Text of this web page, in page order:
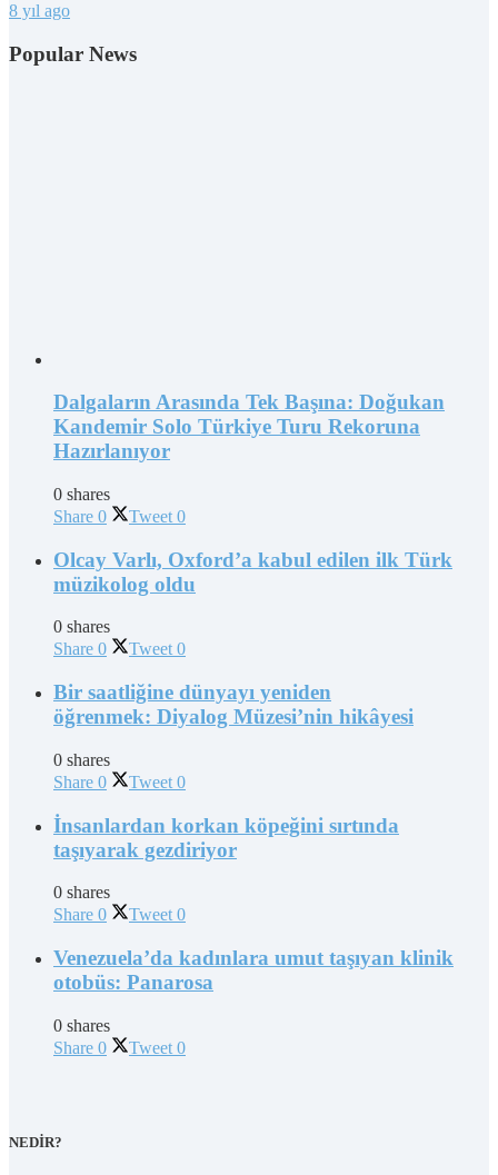
8 yıl ago
Popular News
Dalgaların Arasında Tek Başına: Doğukan
Kandemir Solo Türkiye Turu Rekoruna
Hazırlanıyor
0 shares
Share 0 Tweet 0
Olcay Varlı, Oxford’a kabul edilen ilk Türk
müzikolog oldu
0 shares
Share 0 Tweet 0
Bir saatliğine dünyayı yeniden
öğrenmek: Diyalog Müzesi’nin hikâyesi
0 shares
Share 0 Tweet 0
İnsanlardan korkan köpeğini sırtında
taşıyarak gezdiriyor
0 shares
Share 0 Tweet 0
Venezuela’da kadınlara umut taşıyan klinik
otobüs: Panarosa
0 shares
Share 0 Tweet 0
NEDİR?